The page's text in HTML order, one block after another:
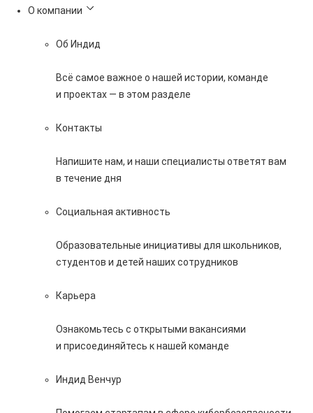
О компании
Об Индид
Всё самое важное о нашей истории, команде
и проектах — в этом разделе
Контакты
Напишите нам, и наши специалисты ответят вам
в течение дня
Социальная активность
Образовательные инициативы для школьников,
студентов и детей наших сотрудников
Карьера
Ознакомьтесь с открытыми вакансиями
и присоединяйтесь к нашей команде
Индид Венчур